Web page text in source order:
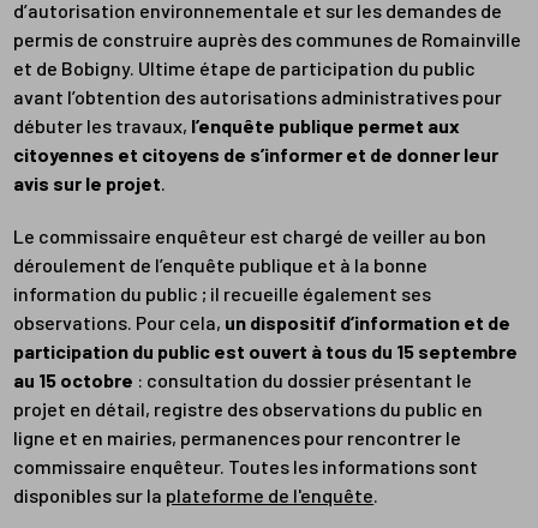
d’autorisation environnementale et sur les demandes de
permis de construire auprès des communes de Romainville
et de Bobigny. Ultime étape de participation du public
avant l’obtention des autorisations administratives pour
débuter les travaux, l’enquête publique permet aux
citoyennes et citoyens de s’informer et de donner leur
avis sur le projet
Le commissaire enquêteur est chargé de veiller au bon
déroulement de l’enquête publique et à la bonne
information du public ; il recueille également ses
observations. Pour cela, un dispositif d’information et de
participation du public est ouvert à tous du 15 septembre
au 15 octobre : consultation du dossier présentant le
projet en détail, registre des observations du public en
ligne et en mairies, permanences pour rencontrer le
commissaire enquêteur. Toutes les informations sont
disponibles sur la plateforme de l'enquête